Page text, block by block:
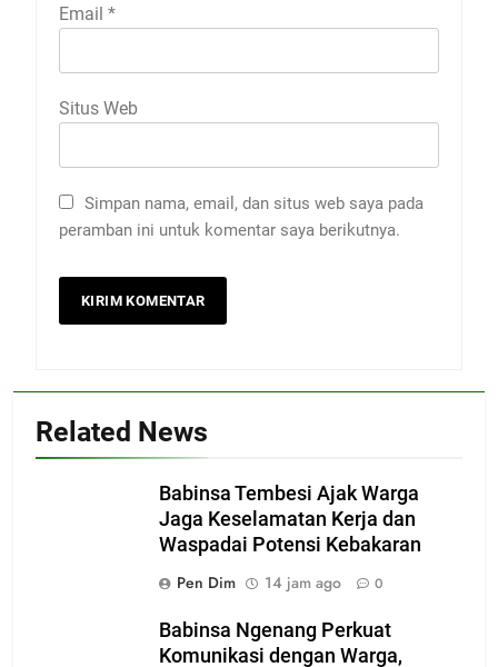
Email *
Situs Web
Simpan nama, email, dan situs web saya pada
peramban ini untuk komentar saya berikutnya.
Related News
Babinsa Tembesi Ajak Warga
Jaga Keselamatan Kerja dan
Waspadai Potensi Kebakaran
Pen Dim
14 jam ago 0
Babinsa Ngenang Perkuat
Komunikasi dengan Warga,